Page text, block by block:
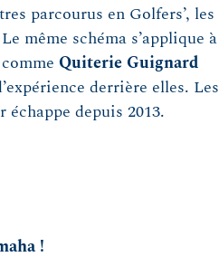
parcourus en Golfers’, les
même schéma s’applique à
Quiterie Guignard
derrière elles. Les
depuis 2013.
!